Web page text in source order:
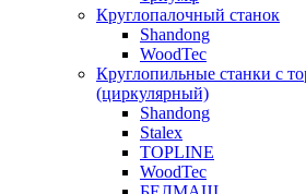
Круглопалочный станок
Shandong
WoodTec
Круглопильные станки с
(циркулярный)
Shandong
Stalex
TOPLINE
WoodTec